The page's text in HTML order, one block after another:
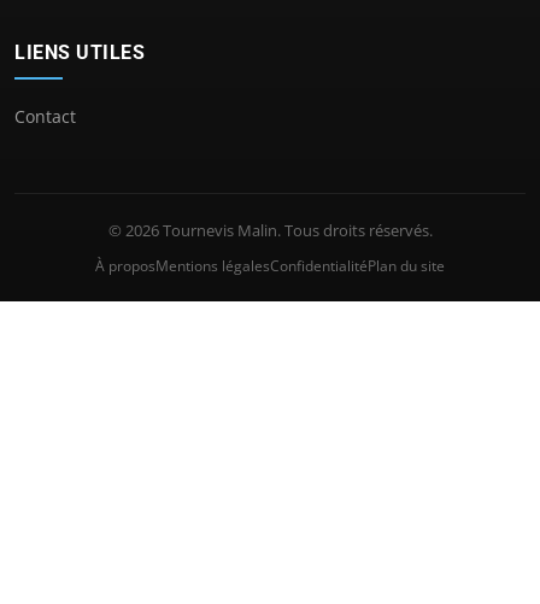
LIENS UTILES
Contact
© 2026 Tournevis Malin. Tous droits réservés.
À proposMentions légalesConfidentialitéPlan du site